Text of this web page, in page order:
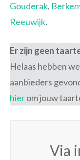
Gouderak,
Reeuwijk.
Er zijn geen
Helaas hebben
aanbieders
hierom jouw
Via